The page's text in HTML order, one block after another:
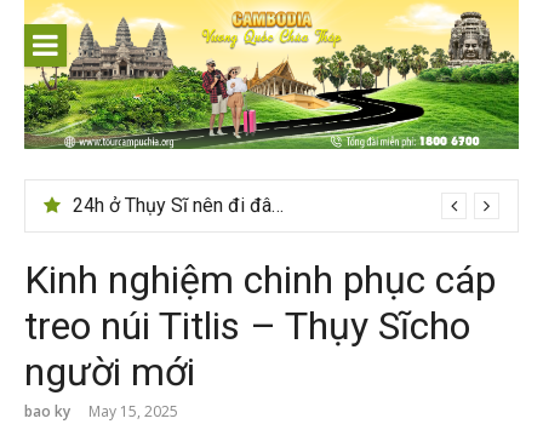
content
24h ở Thụy Sĩ nên đi đâu, chơi gì?
Du lịch Sri Lanka – Bật mí nên đi mùa nào đẹp
Kinh nghiệm chinh phục cáp
treo núi Titlis – Thụy Sĩcho
người mới
bao ky May 15, 2025